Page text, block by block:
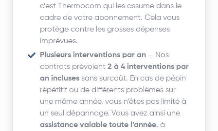
c’est Thermocom qui les assume dans le
cadre de votre abonnement. Cela vous
protège contre les grosses dépenses
imprévues.
Plusieurs interventions par an – Nos
contrats prévoient2 à 4 interventions par
an incluses sans surcoût. En cas de pépin
répétitif ou de différents problèmes sur
une même année, vous n’êtes pas limité à
un seul dépannage. Vous avez ainsi une
assistance valable toute l’année, à